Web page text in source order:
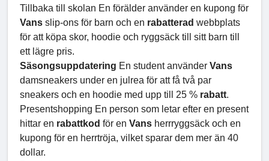
Tillbaka till skolan En förälder använder en kupong för
Vans slip-ons för barn och en rabatterad webbplats
för att köpa skor, hoodie och ryggsäck till sitt barn till
ett lägre pris.
Säsongsuppdatering En student använder Vans
damsneakers under en julrea för att få två par
sneakers och en hoodie med upp till 25 % rabatt.
Presentshopping En person som letar efter en present
hittar en rabattkod för en Vans herrryggsäck och en
kupong för en herrtröja, vilket sparar dem mer än 40
dollar.